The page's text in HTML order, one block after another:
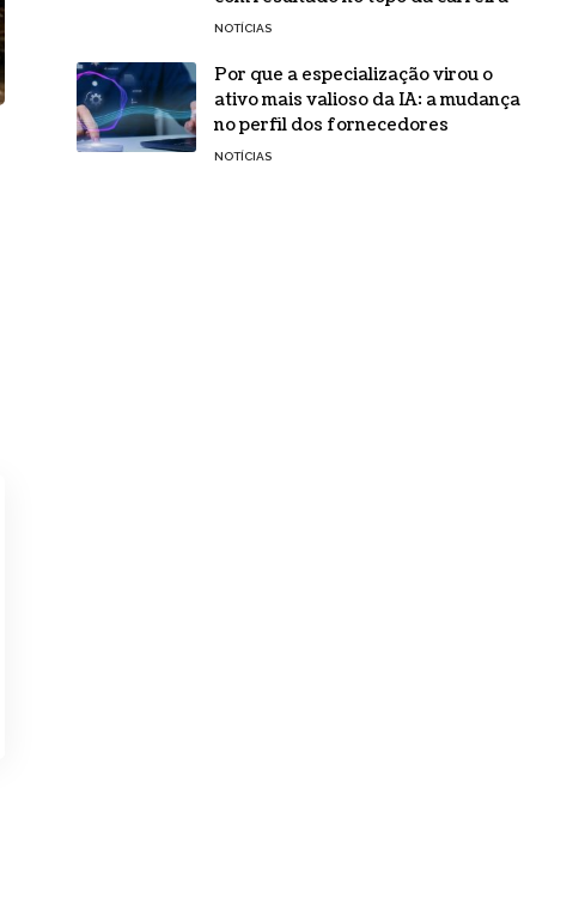
NOTÍCIAS
Por que a especialização virou o
ativo mais valioso da IA: a mudança
no perfil dos fornecedores
NOTÍCIAS